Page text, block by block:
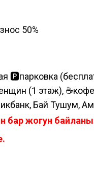
50%
🅿парковка
(1 этаж),
Бай Тушум,
бар жогун